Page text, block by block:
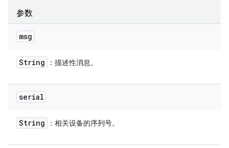
参数
msg
String ：描述性消息。
serial
String ：相关设备的序列号。